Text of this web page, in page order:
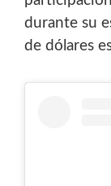
durante su
de dólares